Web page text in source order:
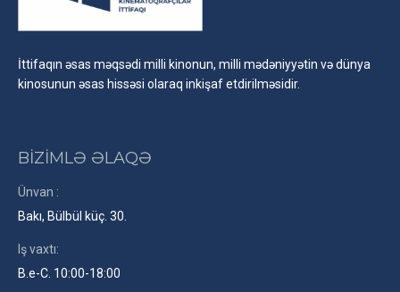
İttifaqın əsas məqsədi milli kinonun, milli mədəniyyətin və dünya
kinosunun əsas hissəsi olaraq inkişaf etdirilməsidir.
BİZİMLƏ ƏLAQƏ
Ünvan :
Bakı, Bülbül küç. 30.
Iş vaxtı:
B.e-C. 10:00-18:00